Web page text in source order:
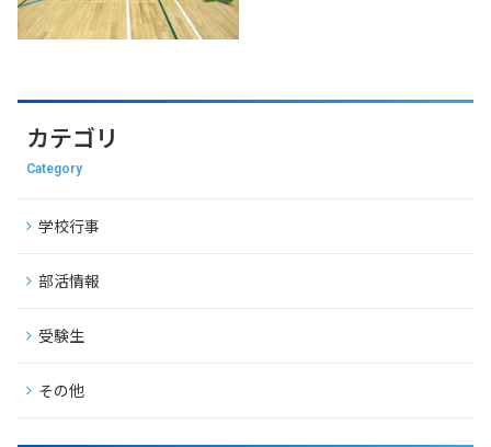
カテゴリ
Category
学校行事
部活情報
受験生
その他